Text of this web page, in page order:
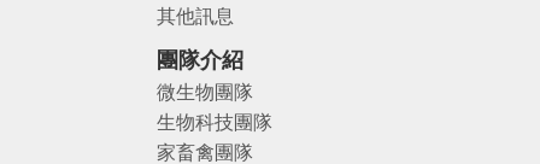
其他訊息
團隊介紹
微生物團隊
生物科技團隊
家畜禽團隊